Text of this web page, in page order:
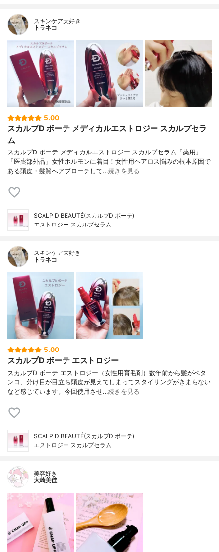
スキンケア大好き
トラネコ
5.00
スカルプD ボーテ メディカルエストロジー スカルプセラ
ム
スカルプD ボーテ メディカルエストロジー スカルプセラム「薬用」
「医薬部外品」女性ホルモンに着目！女性用ヘアロス悩みの根本原因で
ある頭皮・髪質へアプローチして…続きを見る
SCALP D BEAUTÉ(スカルプD ボーテ)
エストロジー スカルプセラム
スキンケア大好き
トラネコ
5.00
スカルプD ボーテ エストロジー
スカルプD ボーテ エストロジー（女性用育毛剤）数年前から髪がペタ
ンコ、分け目が目立ち頭皮が見えてしまってスタイリングがきまらない
など感じています。今回使用させ…続きを見る
SCALP D BEAUTÉ(スカルプD ボーテ)
エストロジー スカルプセラム
美容好き
大崎美佳